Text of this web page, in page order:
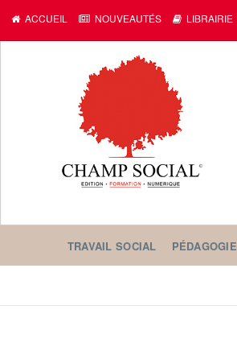
ACCUEIL NOUVEAUTÉS LIBRAIRIE
TRAVAIL SOCIAL PÉDAGOGIE